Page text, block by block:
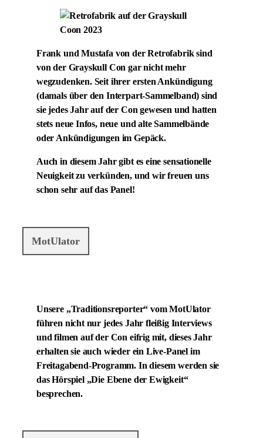
Frank und Mustafa von der Retrofabrik sind
von der Grayskull Con gar nicht mehr
wegzudenken. Seit ihrer ersten Ankündigung
(damals über den Interpart-Sammelband) sind
sie jedes Jahr auf der Con gewesen und hatten
stets neue Infos, neue und alte Sammelbände
oder Ankündigungen im Gepäck.
Auch in diesem Jahr gibt es eine sensationelle
Neuigkeit zu verkünden, und wir freuen uns
schon sehr auf das Panel!
MotUlator
Unsere „Traditionsreporter“ vom MotUlator
führen nicht nur jedes Jahr fleißig Interviews
und filmen auf der Con eifrig mit, dieses Jahr
erhalten sie auch wieder ein Live-Panel im
Freitagabend-Programm. In diesem werden sie
das Hörspiel „Die Ebene der Ewigkeit“
besprechen.